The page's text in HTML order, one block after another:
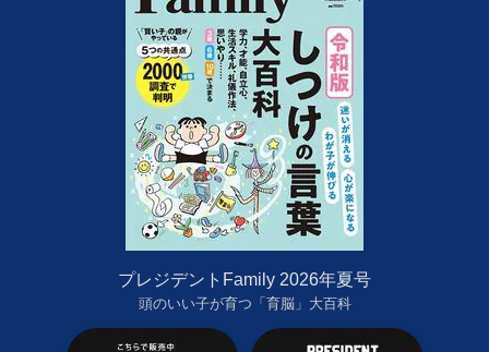
プレジデントFamily 2026年夏号
頭のいい子が育つ「育脳」大百科